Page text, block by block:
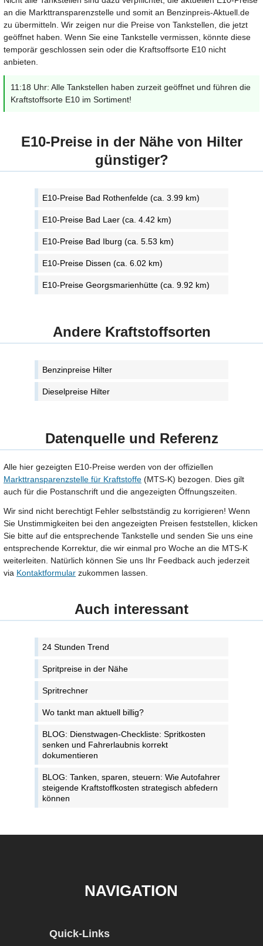
an die Markttransparenzstelle und somit an Benzinpreis-Aktuell.de
zu übermitteln. Wir zeigen nur die Preise von Tankstellen, die jetzt
geöffnet haben. Wenn Sie eine Tankstelle vermissen, könnte diese
temporär geschlossen sein oder die Kraftsoffsorte E10 nicht
anbieten.
11:18 Uhr: Alle Tankstellen haben zurzeit geöffnet und führen die
Kraftstoffsorte E10 im Sortiment!
E10-Preise in der Nähe von Hilter
günstiger?
E10-Preise Bad Rothenfelde (ca. 3.99 km)
E10-Preise Bad Laer (ca. 4.42 km)
E10-Preise Bad Iburg (ca. 5.53 km)
E10-Preise Dissen (ca. 6.02 km)
E10-Preise Georgsmarienhütte (ca. 9.92 km)
Andere Kraftstoffsorten
Benzinpreise Hilter
Dieselpreise Hilter
Datenquelle und Referenz
Alle hier gezeigten E10-Preise werden von der offiziellen
Markttransparenzstelle für Kraftstoffe (MTS-K) bezogen. Dies gilt
auch für die Postanschrift und die angezeigten Öffnungszeiten.
Wir sind nicht berechtigt Fehler selbstständig zu korrigieren! Wenn
Sie Unstimmigkeiten bei den angezeigten Preisen feststellen, klicken
Sie bitte auf die entsprechende Tankstelle und senden Sie uns eine
entsprechende Korrektur, die wir einmal pro Woche an die MTS-K
weiterleiten. Natürlich können Sie uns Ihr Feedback auch jederzeit
via Kontaktformular zukommen lassen.
Auch interessant
24 Stunden Trend
Spritpreise in der Nähe
Spritrechner
Wo tankt man aktuell billig?
BLOG: Dienstwagen-Checkliste: Spritkosten
senken und Fahrerlaubnis korrekt
dokumentieren
BLOG: Tanken, sparen, steuern: Wie Autofahrer
steigende Kraftstoffkosten strategisch abfedern
können
NAVIGATION
Quick-Links